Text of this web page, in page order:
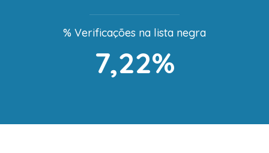
% Verificações na lista negra
7,22%